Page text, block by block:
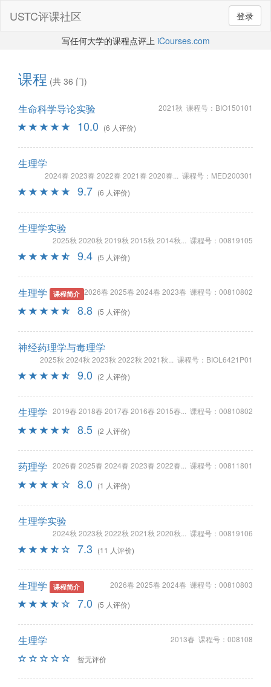
登录
USTC评课社区
写任何大学的课程点评上 iCourses.com
课程 (共 36 门)
生命科学导论实验 2021秋 课程号：BIO150101
10.0 (6 人评价)
生理学
2024春 2023春 2022春 2021春 2020春... 课程号：MED200301
9.7 (6 人评价)
生理学实验
2025秋 2020秋 2019秋 2015秋 2014秋... 课程号：00819105
9.4 (5 人评价)
生理学 课程简介 2026春 2025春 2024春 2023春 课程号：00810802
8.8 (5 人评价)
神经药理学与毒理学
2025秋 2024秋 2023秋 2022秋 2021秋... 课程号：BIOL6421P01
9.0 (2 人评价)
生理学 2019春 2018春 2017春 2016春 2015春... 课程号：00810802
8.5 (2 人评价)
药理学 2026春 2025春 2024春 2023春 2022春... 课程号：00811801
8.0 (1 人评价)
生理学实验
2024秋 2023秋 2022秋 2021秋 2020秋... 课程号：00819106
7.3 (11 人评价)
生理学 课程简介 2026春 2025春 2024春 课程号：00810803
7.0 (5 人评价)
生理学
2013春 课程号：008108
暂无评价